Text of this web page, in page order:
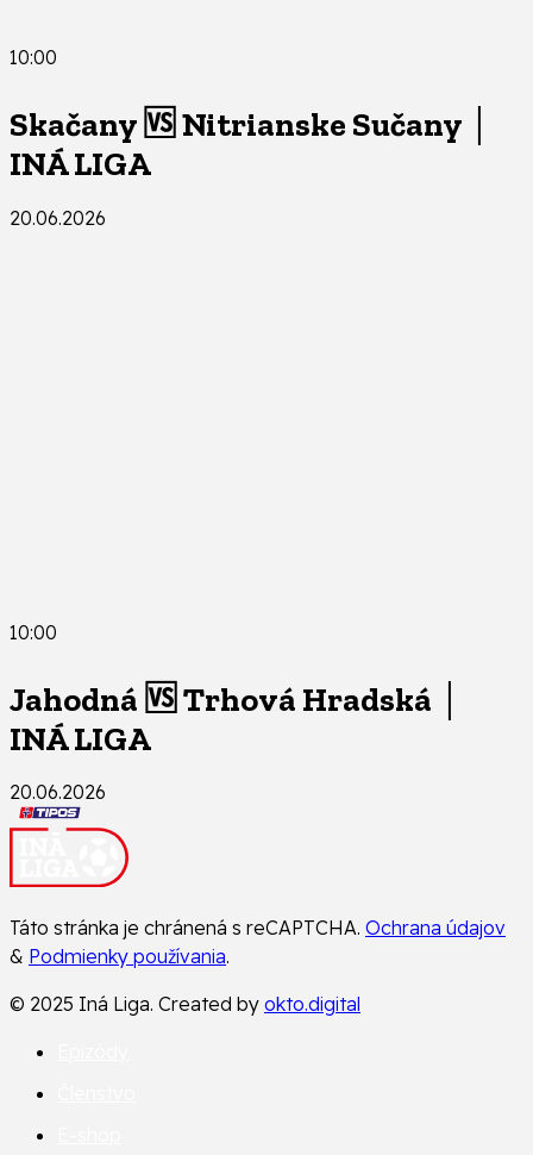
10:00
Skačany 🆚 Nitrianske Sučany │
INÁ LIGA
20.06.2026
10:00
Jahodná 🆚 Trhová Hradská │
INÁ LIGA
20.06.2026
Táto stránka je chránená s reCAPTCHA. Ochrana údajov
& Podmienky používania.
© 2025 Iná Liga. Created by okto.digital